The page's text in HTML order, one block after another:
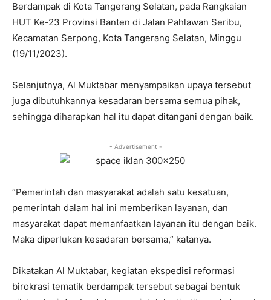
Berdampak di Kota Tangerang Selatan, pada Rangkaian
HUT Ke-23 Provinsi Banten di Jalan Pahlawan Seribu,
Kecamatan Serpong, Kota Tangerang Selatan, Minggu
(19/11/2023).
Selanjutnya, Al Muktabar menyampaikan upaya tersebut
juga dibutuhkannya kesadaran bersama semua pihak,
sehingga diharapkan hal itu dapat ditangani dengan baik.
- Advertisement -
“Pemerintah dan masyarakat adalah satu kesatuan,
pemerintah dalam hal ini memberikan layanan, dan
masyarakat dapat memanfaatkan layanan itu dengan baik.
Maka diperlukan kesadaran bersama,” katanya.
Dikatakan Al Muktabar, kegiatan ekspedisi reformasi
birokrasi tematik berdampak tersebut sebagai bentuk